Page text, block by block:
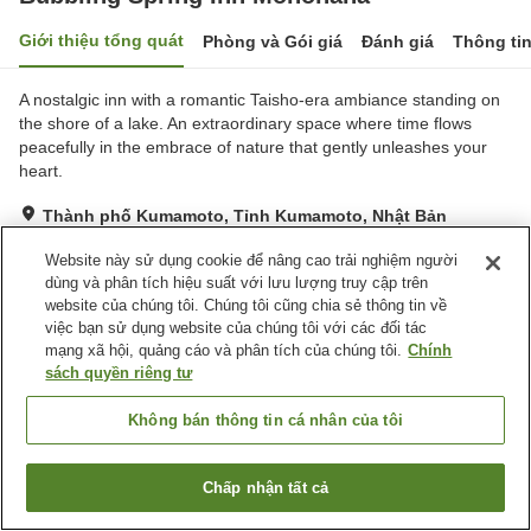
Giới thiệu tổng quát Phòng và Gói giá Đánh giá Thông
A nostalgic inn with a romantic Taisho-era ambiance standing on
the shore of a lake. An extraordinary space where time flows
peacefully in the embrace of nature that gently unleashes your
heart.
Thành phố Kumamoto, Tỉnh Kumamoto, Nhật Bản
Xuất sắc Đánh giá:19lượt
Tiện nghi chỗ nghỉ
Bãi đỗ xe
Trang chủ Nhật Bản Tỉnh Kumamoto
Thành phố Kumamoto
Bubbling Spring Inn MonohanaTìm phòng trống
Website này sử dụng cookie để nâng cao trải nghiệm người
dùng và phân tích hiệu suất với lưu lượng truy cập trên
website của chúng tôi. Chúng tôi cũng chia sẻ thông tin về
việc bạn sử dụng website của chúng tôi với các đối tác
mạng xã hội, quảng cáo và phân tích của chúng tôi. Chính
sách quyền riêng tư
Không bán thông tin cá nhân của tôi
Chấp nhận tất cả